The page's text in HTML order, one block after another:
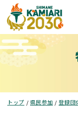
このページの本文へ
現
在
トップ / 県民参加 /登録団